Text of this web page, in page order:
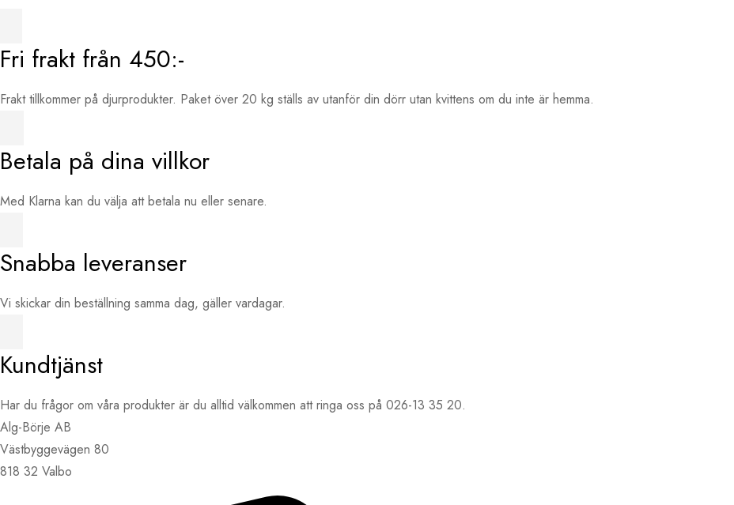
Fri frakt från 450:-
Frakt tillkommer på djurprodukter. Paket över 20 kg ställs av utanför din dörr utan kvittens om du inte är hemma.
Betala på dina villkor
Med Klarna kan du välja att betala nu eller senare.
Snabba leveranser
Vi skickar din beställning samma dag, gäller vardagar.
Kundtjänst
Har du frågor om våra produkter är du alltid välkommen att ringa oss på 026-13 35 20.
Alg-Börje AB
Västbyggevägen 80
818 32 Valbo